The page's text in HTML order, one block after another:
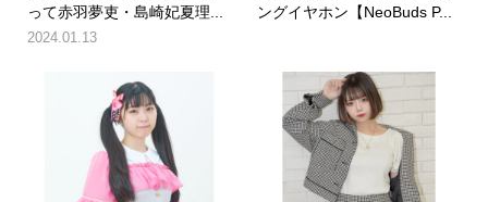
って赤羽夢吏・島崎妃夏理...
2024.01.13
ングイヤホン【NeoBuds P...